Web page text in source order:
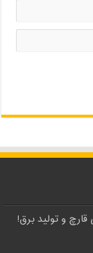
و تولید برق!